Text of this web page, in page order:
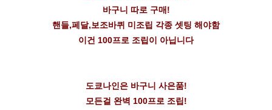
바구니 따로 구매!
핸들,페달,보조바퀴 미조립 각종 셋팅 해야함
이건 100프로 조립이 아닙니다
도쿄나인은 바구니 사은품!
모든걸 완벽 100프로 조립!